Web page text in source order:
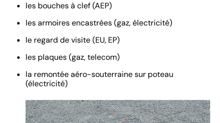
les bouches à clef (AEP)
les armoires encastrées (gaz, électricité)
le regard de visite (EU, EP)
les plaques (gaz, telecom)
la remontée aéro-souterraine sur poteau
(électricité)